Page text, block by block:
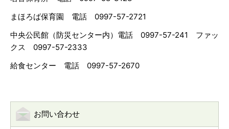
まほろば保育園 電話 0997-57-2721
中央公民館（防災センター内）電話 0997-57-241 ファッ
クス 0997-57-2333
給食センター 電話 0997-57-2670
お問い合わせ